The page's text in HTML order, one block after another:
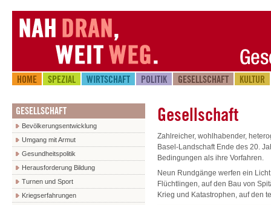
HOME SPEZIAL WIRTSCHAFT POLITIK GESELLSCHAFT KULTUR
GESELLSCHAFT
Bevölkerungsentwicklung
Umgang mit Armut
Gesundheitspolitik
Herausforderung Bildung
Turnen und Sport
Kriegserfahrungen
Gesellschaft
Zahlreicher, wohlhabender,
Basel-Landschaft Ende des 20.
Bedingungen als ihre Vorfahren.
Neun Rundgänge werfen ein
Flüchtlingen, auf den Bau von
Krieg und Katastrophen, auf den